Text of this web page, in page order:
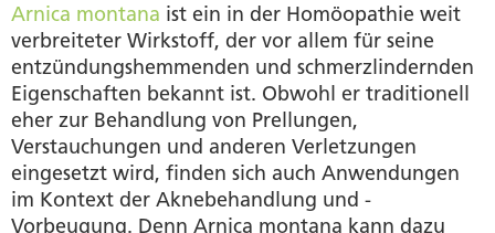
Arnica montana ist ein in der Homöopathie weit
verbreiteter Wirkstoff, der vor allem für seine
entzündungshemmenden und schmerzlindernden
Eigenschaften bekannt ist. Obwohl er traditionell
eher zur Behandlung von Prellungen,
Verstauchungen und anderen Verletzungen
eingesetzt wird, finden sich auch Anwendungen
im Kontext der Aknebehandlung und -
Vorbeugung. Denn Arnica montana kann dazu